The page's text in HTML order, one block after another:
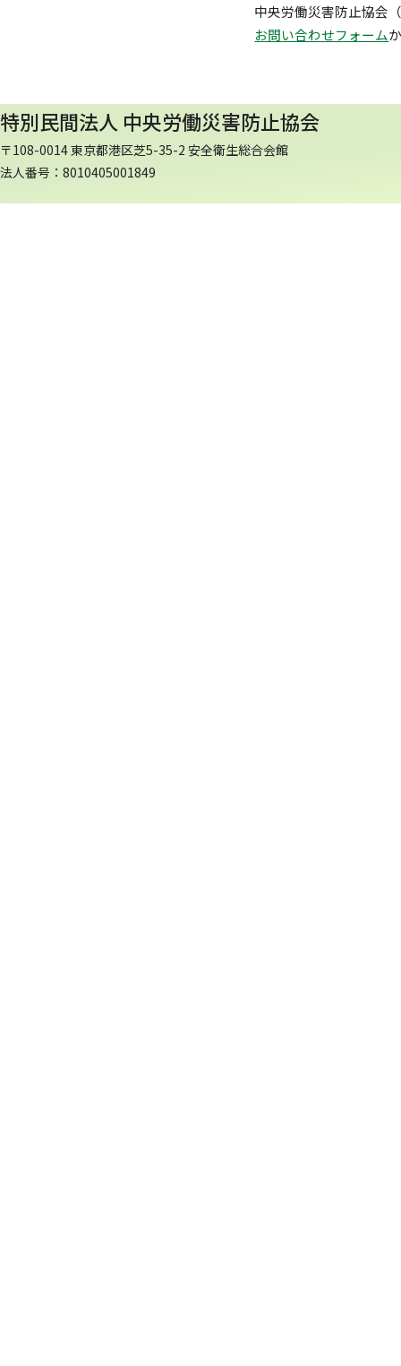
中央労働災害防止協会
お問い合わせフォーム
特別民間法人 中央労働災害防止協会
〒108-0014 東京都港区芝5-35-2 安全衛生総合会館
法人番号：8010405001849